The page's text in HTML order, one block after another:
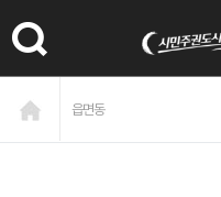
읍면동